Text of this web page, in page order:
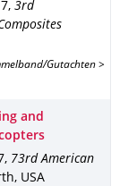
, 3rd
Gutachten >
and
, 73rd American
USA